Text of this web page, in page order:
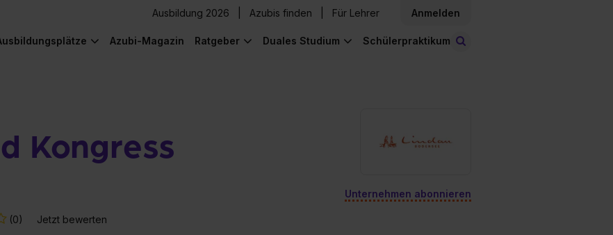
Ausbildung 2026 Azubis finden Für Lehrer Anmelden
Azubi-Magazin Ratgeber Duales Studium Schülerpraktikum
Kongress
(0) Jetzt bewerten
Unternehmen abonnieren